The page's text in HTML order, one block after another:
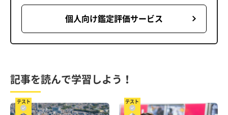
個人向け鑑定評価サービス
記事を読んで学習しよう！
テスト テスト